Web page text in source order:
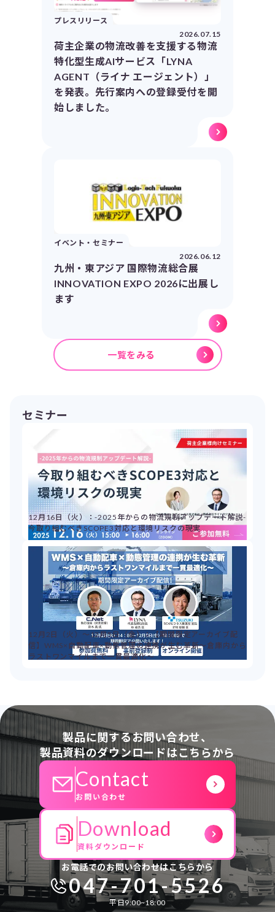
プレスリリース
2026.07.15
荷主企業の物流改善を支援する物流
特化型生成AIサービス「LYNA
AGENT（ライナ エージェント）」
を発表。先行案内への登録受付を開
始しました。
イベント・セミナー
2026.06.12
九州・東アジア 国際物流総合展
INNOVATION EXPO 2026に出展し
ます
一覧をみる
セミナー
12月16日（火）：-2025年からの物流規制アップデート解説-
今取り組むべきSCOPE3対応と環境リスクの現実
12月2日（火）～12月5日（金）：【期間限定アーカイブ配
信】WMS×自動配車×動態管理の連携が生む革新～倉庫内から
ラストワンマイルまで一貫最適化～
製品に関するお問い合わせ、
製品資料のダウンロードはこちらから
Contact
お問い合わせ
Download
資料ダウンロード
お電話でのお問い合わせはこちらから
047-701-5526
平日9:00~18:00